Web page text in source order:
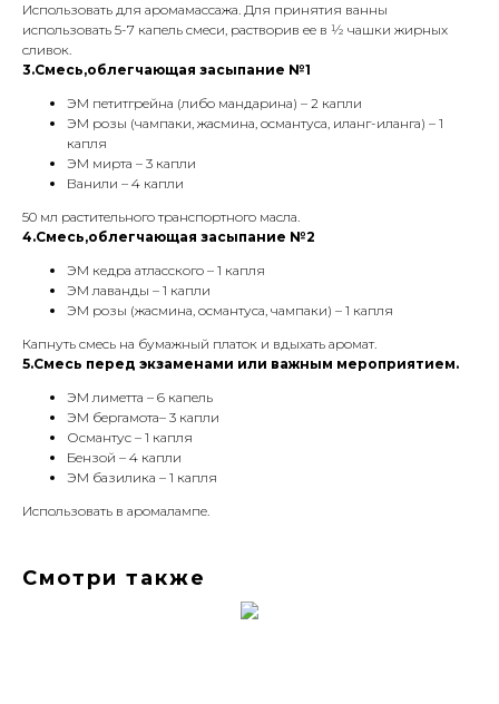
Использовать для аромамассажа. Для принятия ванны
использовать 5-7 капель смеси, растворив ее в ½ чашки жирных
сливок.
3.Смесь,облегчающая засыпание №1
ЭМ петитгрейна (либо мандарина) – 2 капли
ЭМ розы (чампаки, жасмина, османтуса, иланг-иланга) – 1
капля
ЭМ мирта – 3 капли
Ванили – 4 капли
50 мл растительного транспортного масла.
4.Смесь,облегчающая засыпание №2
ЭМ кедра атласского – 1 капля
ЭМ лаванды – 1 капли
ЭМ розы (жасмина, османтуса, чампаки) – 1 капля
Капнуть смесь на бумажный платок и вдыхать аромат.
5.Смесь перед экзаменами или важным мероприятием.
ЭМ лиметта – 6 капель
ЭМ бергамота– 3 капли
Османтус – 1 капля
Бензой – 4 капли
ЭМ базилика – 1 капля
Использовать в аромалампе.
Смотри также